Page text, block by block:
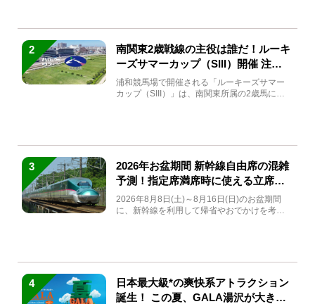
2
南関東2歳戦線の主役は誰だ！ルーキ
ーズサマーカップ（SIII）開催 注目
馬と見どころをチェック
浦和競馬場で開催される「ルーキーズサマー
カップ（SIII）」は、南関東所属の2歳馬によ
3
2026年お盆期間 新幹線自由席の混雑
予測！指定席満席時に使える立席特
急券も解説
2026年8月8日(土)～8月16日(日)のお盆期間
に、新幹線を利用して帰省やおでかけを考え
4
日本最大級*の爽快系アトラクション
誕生！ この夏、GALA湯沢が大きく